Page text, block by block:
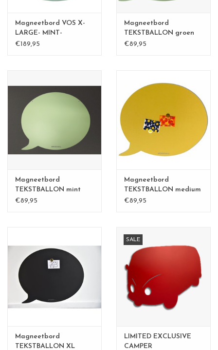
Magneetbord VOS X-
LARGE- MINT-
€189,95
Magneetbord
TEKSTBALLON groen
€89,95
Magneetbord
TEKSTBALLON mint
groen
€89,95
Magneetbord
TEKSTBALLON medium
€89,95
Magneetbord
TEKSTBALLON XL
SALE
LIMITED EXCLUSIVE
CAMPER